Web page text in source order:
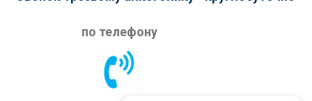
по телефону
Я согласен на обработку персональных данных
в соответствии с
конфиденциальности